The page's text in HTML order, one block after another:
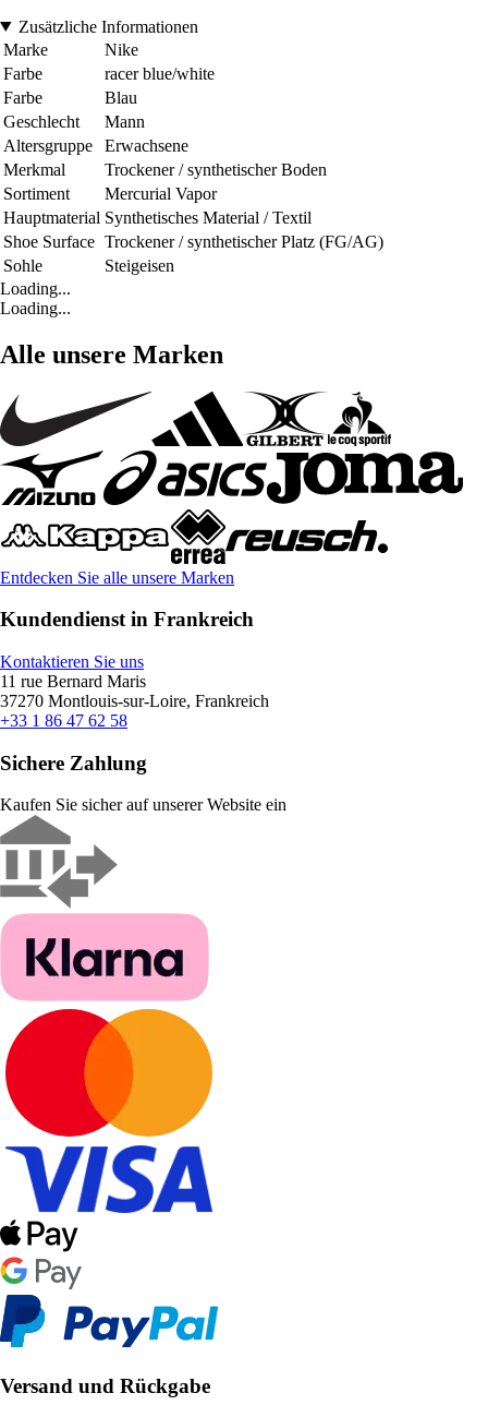
Zusätzliche Informationen
Marke
Nike
Farbe
racer blue/white
Farbe
Blau
Geschlecht
Mann
Altersgruppe
Erwachsene
Merkmal
Trockener / synthetischer Boden
Sortiment
Mercurial Vapor
Hauptmaterial Synthetisches Material / Textil
Shoe Surface Trockener / synthetischer Platz (FG/AG)
Sohle
Steigeisen
Loading...
Loading...
Alle unsere Marken
Entdecken Sie alle unsere Marken
Kundendienst in Frankreich
Kontaktieren Sie uns
11 rue Bernard Maris
37270 Montlouis-sur-Loire, Frankreich
+33 1 86 47 62 58
Sichere Zahlung
Kaufen Sie sicher auf unserer Website ein
Versand und Rückgabe